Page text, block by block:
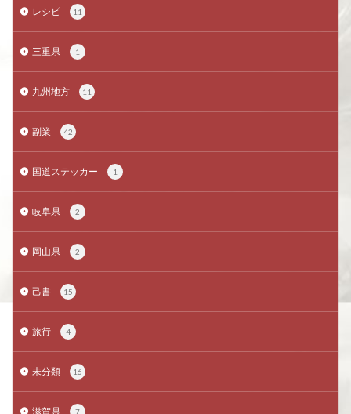
レシピ 11
三重県 1
九州地方 11
副業 42
国道ステッカー 1
岐阜県 2
岡山県 2
己書 15
旅行 4
未分類 16
滋賀県 7